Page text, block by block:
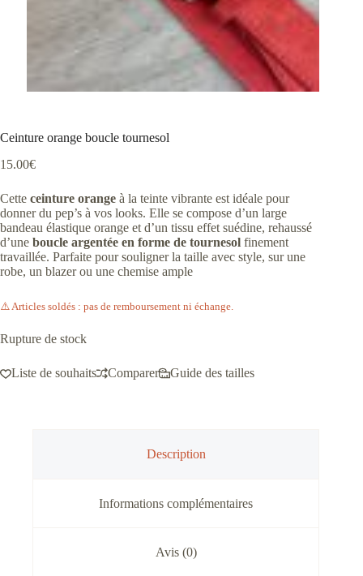
Ceinture orange boucle tournesol
15.00€
Cette ceinture orange à la teinte vibrante est idéale pour
donner du pep’s à vos looks. Elle se compose d’un large
bandeau élastique orange et d’un tissu effet suédine, rehaussé
d’une boucle argentée en forme de tournesol finement
travaillée. Parfaite pour souligner la taille avec style, sur une
robe, un blazer ou une chemise ample
⚠️ Articles soldés : pas de remboursement ni échange.
Rupture de stock
Liste de souhaits Comparer Guide des tailles
Description
Informations complémentaires
Avis (0)